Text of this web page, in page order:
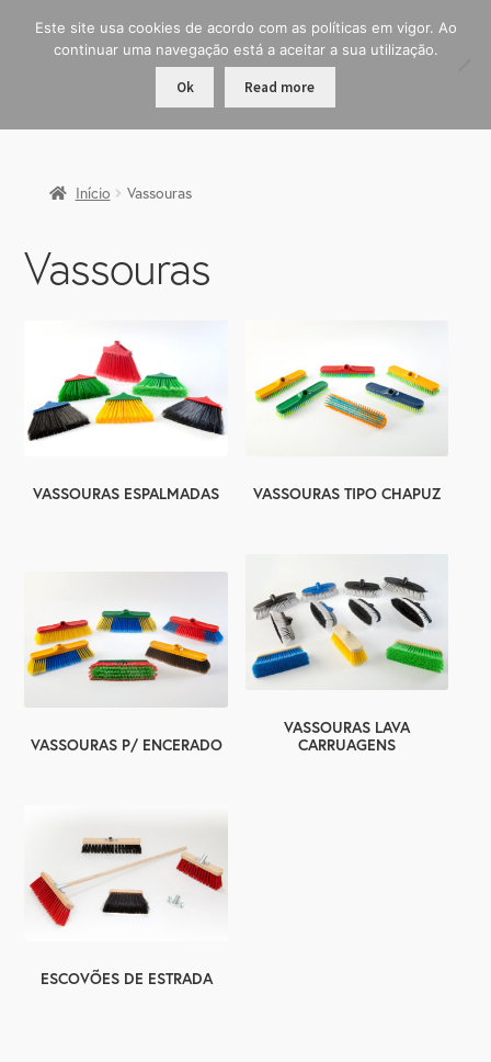
Início Vassouras
Vassouras
VASSOURAS ESPALMADAS VASSOURAS TIPO CHAPUZ
VASSOURAS P/ ENCERADO
VASSOURAS LAVA
CARRUAGENS
ESCOVÕES DE ESTRADA
Este site usa cookies de acordo com as políticas em vigor. Ao
continuar uma navegação está a aceitar a sua utilização.
Ok Read more